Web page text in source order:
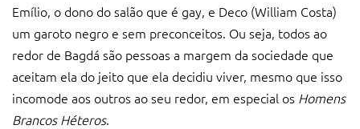
Emílio, o dono do salão que é gay, e Deco (William Costa)
um garoto negro e sem preconceitos. Ou seja, todos ao
redor de Bagdá são pessoas a margem da sociedade que
aceitam ela do jeito que ela decidiu viver, mesmo que isso
incomode aos outros ao seu redor, em especial os Homens
Brancos Héteros.